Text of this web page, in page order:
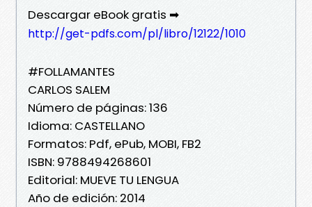
Descargar eBook gratis ➡
http://get-pdfs.com/pl/libro/12122/1010
#FOLLAMANTES
CARLOS SALEM
Número de páginas: 136
Idioma: CASTELLANO
Formatos: Pdf, ePub, MOBI, FB2
ISBN: 9788494268601
Editorial: MUEVE TU LENGUA
Año de edición: 2014